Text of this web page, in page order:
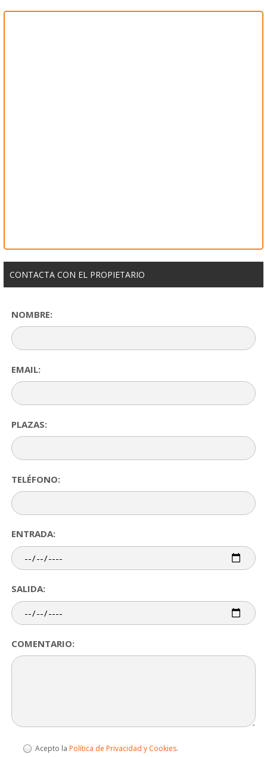
CONTACTA CON EL PROPIETARIO
NOMBRE:
EMAIL:
PLAZAS:
TELÉFONO:
ENTRADA:
SALIDA:
COMENTARIO:
Acepto la Política de Privacidad y Cookies.